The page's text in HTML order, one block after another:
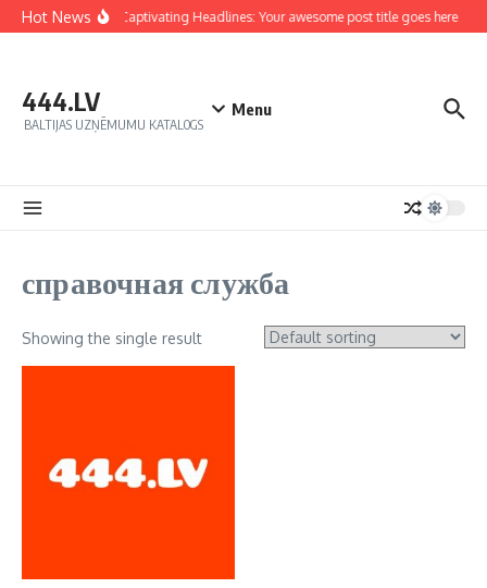
Hot NewsCrafting Captivating Headlines: Your awesome post title goes here
444.LV
BALTIJAS UZŅĒMUMU KATALOGS
Menu
справочная служба
Showing the single result